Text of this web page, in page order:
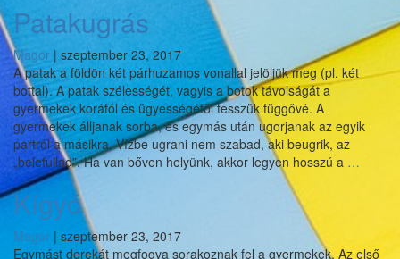
Patakugrás
Magor | szeptember 23, 2017
A patak a földön két párhuzamos vonallal jelöljük meg (pl. két
bottal). A patak szélességét, vagyis a botok távolságát a
gyermekek korától és ügyességétől tesszük függővé. A
gyermekek álljanak sorba, és egymás után ugorjanak az egyik
partról a másikra. Vízbe ugrani nem szabad, aki beugrik, az
„belefullad”. Ha van bőven helyünk, akkor legyen hosszú a …
Kígyó
Magor | szeptember 23, 2017
Egymást derekát megfogva sorakoznak fel a gyermekek. Az első